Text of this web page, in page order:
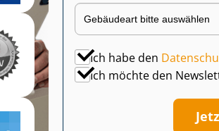
Ich habe den
Ich möchte den